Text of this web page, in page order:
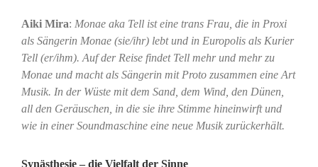
Aiki Mira: Monae aka Tell ist eine trans Frau, die in Proxi
als Sängerin Monae (sie/ihr) lebt und in Europolis als Kurier
Tell (er/ihm). Auf der Reise findet Tell mehr und mehr zu
Monae und macht als Sängerin mit Proto zusammen eine Art
Musik. In der Wüste mit dem Sand, dem Wind, den Dünen,
all den Geräuschen, in die sie ihre Stimme hineinwirft und
wie in einer Soundmaschine eine neue Musik zurückerhält.
Synästhesie – die Vielfalt der Sinne